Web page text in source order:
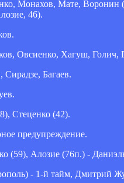
Монахов, Мате, Воронин
46).
Овсиенко, Хагуш,
Багаев.
Стеценко (42).
предупреждение.
(59), Алозие (76п.) -
- 1-й тайм, Дмитрий